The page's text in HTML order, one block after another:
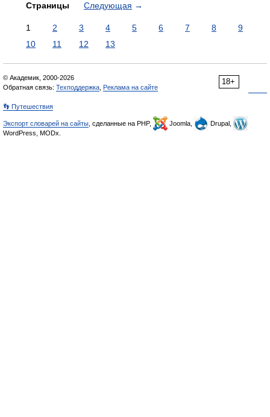
Страницы Следующая →
1 2 3 4 5 6 7 8
9
10
11 12 13
18+
© Академик, 2000-2026
Обратная связь: Техподдержка Реклама на сайте
👣 Путешествия
Экспорт словарей на сайты , сделанные на PHP, Joomla,
Drupal,
WordPress, MODx.